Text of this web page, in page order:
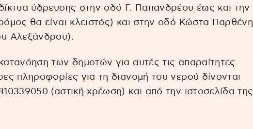
ύδρευσης στην οδό Γ. Παπανδρέου έως και την
θα είναι κλειστός) και στην οδό Κώστα Παρθένη
Αλεξάνδρου).
των δημοτών για αυτές τις απαραίτητες
πληροφορίες για τη διανομή του νερού δίνονται
(αστική χρέωση) και από την ιστοσελίδα της